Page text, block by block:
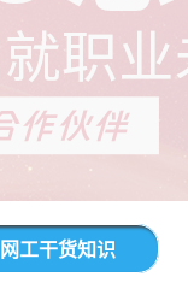
网工干货知识